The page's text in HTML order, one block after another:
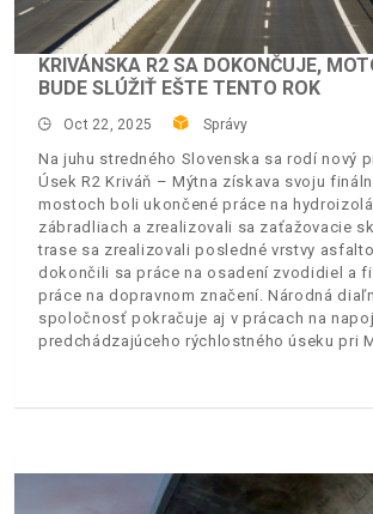
KRIVÁNSKA R2 SA DOKONČUJE,
BUDE SLÚŽIŤ EŠTE TENTO ROK
Oct 22, 2025 Správy
Na juhu stredného Slovenska sa rodí nový
Úsek R2 Kriváň – Mýtna získava svoju
mostoch boli ukončené práce na
zábradliach a zrealizovali sa zaťažovacie
trase sa zrealizovali posledné vrstvy
dokončili sa práce na osadení zvodidiel a
práce na dopravnom značení. Národná
spoločnosť pokračuje aj v prácach na
predchádzajúceho rýchlostného úseku pri